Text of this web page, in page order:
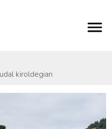
kiroldegian